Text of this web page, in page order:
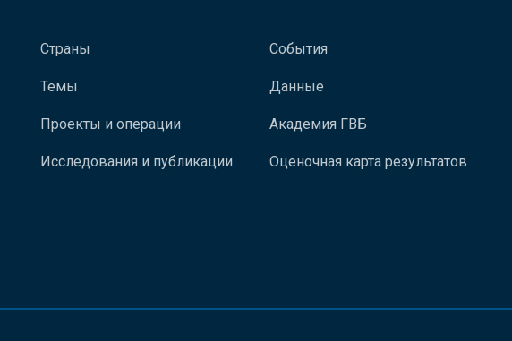
Страны
Темы
Проекты и операции
Исследования и публикации
События
Данные
Академия ГВБ
Оценочная карта результатов